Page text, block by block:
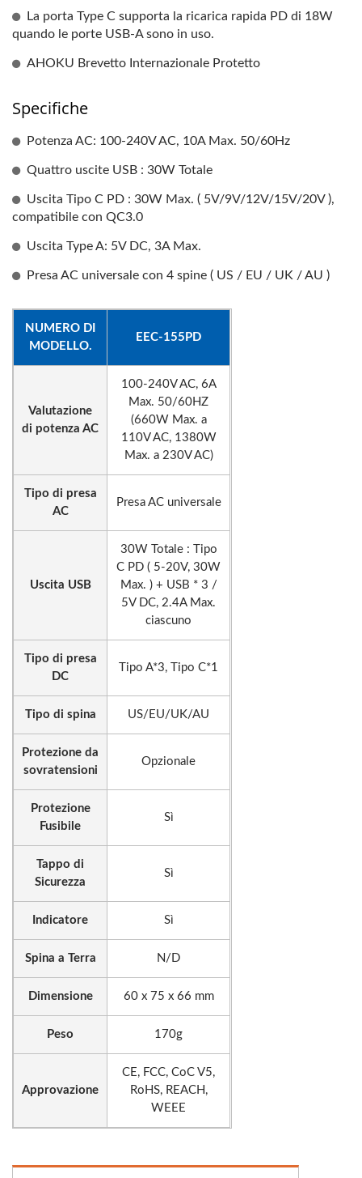
La porta Type C supporta la ricarica rapida PD di 18W
quando le porte USB-A sono in uso.
AHOKU Brevetto Internazionale Protetto
Specifiche
Potenza AC: 100-240V AC, 10A Max. 50/60Hz
Quattro uscite USB : 30W Totale
Uscita Tipo C PD : 30W Max. ( 5V/9V/12V/15V/20V ),
compatibile con QC3.0
Uscita Type A: 5V DC, 3A Max.
Presa AC universale con 4 spine ( US / EU / UK / AU )
NUMERO DI
MODELLO.
EEC-155PD
Valutazione
di potenza AC
100-240V AC, 6A
Max. 50/60HZ
(660W Max. a
110V AC, 1380W
Max. a 230V AC)
Tipo di presa
AC
Presa AC universale
Uscita USB
30W Totale : Tipo
C PD ( 5-20V, 30W
Max. ) + USB * 3 /
5V DC, 2.4A Max.
ciascuno
Tipo di presa
DC
Tipo A*3, Tipo C*1
Tipo di spina US/EU/UK/AU
Protezione da
sovratensioni
Opzionale
Protezione
Fusibile
Sì
Tappo di
Sicurezza
Sì
Indicatore Sì
Spina a Terra N/D
Dimensione 60 x 75 x 66 mm
Peso 170g
Approvazione
CE, FCC, CoC V5,
RoHS, REACH,
WEEE